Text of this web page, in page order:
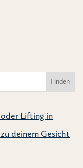
Finden
Lifting in
deinem Gesicht